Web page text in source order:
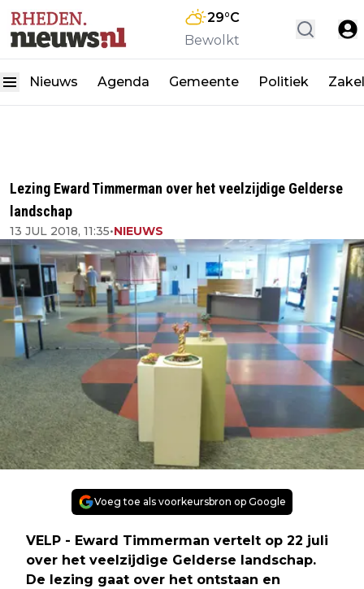
29°C
Bewolkt
Nieuws Agenda Gemeente Politiek
Lezing Eward Timmerman over het veelzijdige Gelderse
landschap
13 JUL 2018, 11:35•NIEUWS
Voeg toe als voorkeursbron op Google
VELP - Eward Timmerman vertelt op 22 juli
over het veelzijdige Gelderse landschap.
De lezing gaat over het ontstaan en